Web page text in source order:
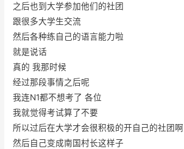
之后也到大学参加他们的社团
跟很多大学生交流
然后各种练自己的语言能力啦
就是说话
真的 我那时候
经过那段事情之后呢
我连N1都不想考了 各位
我就觉得考试算了不要
所以过后在大学才会很积极的开自己的社团啊
然后自己变成南国村长这样子